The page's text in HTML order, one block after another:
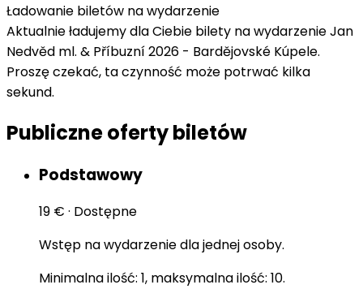
Ładowanie biletów na wydarzenie
Aktualnie ładujemy dla Ciebie bilety na wydarzenie Jan
Nedvěd ml. & Příbuzní 2026 - Bardějovské Kúpele.
Proszę czekać, ta czynność może potrwać kilka
sekund.
Publiczne oferty biletów
Podstawowy
19 € · Dostępne
Wstęp na wydarzenie dla jednej osoby.
Minimalna ilość: 1, maksymalna ilość: 10.